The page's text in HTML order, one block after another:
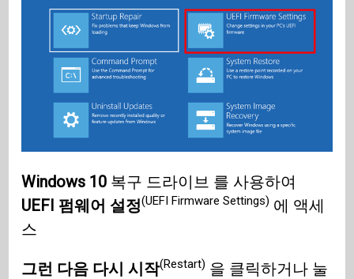
Windows 10 복구 드라이브 를 사용하여
UEFI 펌웨어 설정(UEFI Firmware Settings) 에 액세
스
그런 다음 다시 시작(Restart) 을 클릭하거나 눌